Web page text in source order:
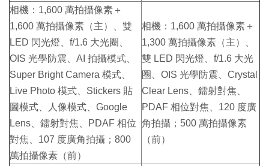
相機：1,600 萬拍攝像素＋
1,600 萬拍攝像素（主）、雙
LED 閃光燈、f/1.6 大光圈、
OIS 光學防震、AI 拍攝模式、
Super Bright Camera 模式、
Live Photo 模式、Stickers 貼
圖模式、人像模式、Google
Lens、鐳射對焦、PDAF 相位
對焦、107 度廣角拍攝；800
萬拍攝像素（前）
相機：1,600 萬拍攝像素＋
1,300 萬拍攝像素（主）、
雙 LED 閃光燈、f/1.6 大光
圈、OIS 光學防震、Crystal
Clear Lens、鐳射對焦、
PDAF 相位對焦、120 度廣
角拍攝；500 萬拍攝像素
（前）